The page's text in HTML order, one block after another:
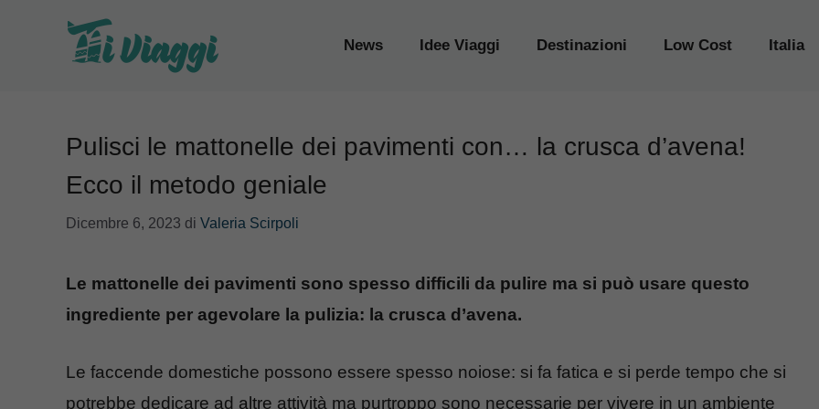
News Idee Viaggi Destinazioni Low Cost Italia
Pulisci le mattonelle dei pavimenti con… la crusca d’avena!
Ecco il metodo geniale
Dicembre 6, 2023 di Valeria Scirpoli
Le mattonelle dei pavimenti sono spesso difficili da pulire ma si può usare questo
ingrediente per agevolare la pulizia: la crusca d’avena.
Le faccende domestiche possono essere spesso noiose: si fa fatica e si perde tempo che si
potrebbe dedicare ad altre attività ma purtroppo sono necessarie per vivere in un ambiente